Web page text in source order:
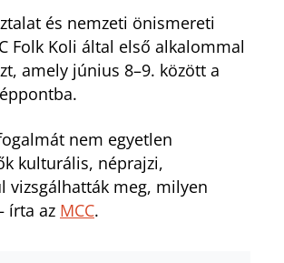
és nemzeti önismereti
Folk Koli által első alkalommal
amely június 8–9. között a
nem egyetlen
kulturális, néprajzi,
meg, milyen
írta az MCC.